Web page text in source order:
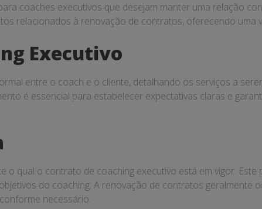
coaches executivos que desejam manter uma relação
relacionados à renovação de contratos, oferecendo uma
Executivo
entre o coach e o cliente, detalhando os serviços a
é essencial para estabelecer expectativas claras e
o qual o contrato de coaching executivo está em vigor.
do coaching. A renovação de contratos geralmente
necessário.